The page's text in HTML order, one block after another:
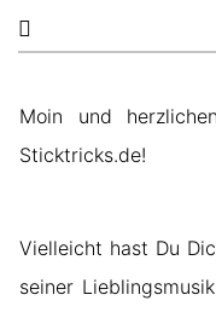
Moin und
Sticktricks.de!
Vielleicht hast Du
seiner